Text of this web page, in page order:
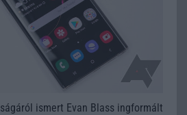
ismert Evan Blass ingformált